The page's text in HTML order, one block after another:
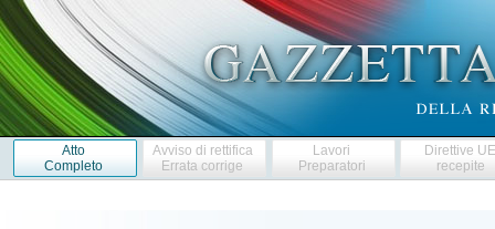
Atto
Completo
Avviso di rettifica
Errata corrige
Lavori
Preparatori
Direttive
recepite